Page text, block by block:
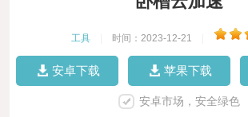
工具 时间：2023-12-21
安卓下载 苹果下载
安卓市场，安全绿色